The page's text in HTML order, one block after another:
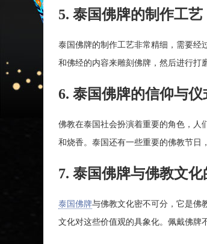
5. 泰国佛牌的制作工艺
泰国佛牌的制作工艺非常精细，需要经
和佛经的内容来雕刻佛牌，然后进行打
6. 泰国佛牌的信仰与仪
佛教在泰国社会扮演着重要的角色，人
和烧香。泰国还有一些重要的佛教节日
7. 泰国佛牌与佛教文化
泰国佛牌与佛教文化密不可分，它是佛
文化对这些价值观的具象化。佩戴佛牌